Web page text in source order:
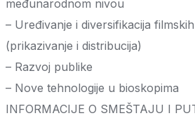
međunarodnom nivou
– Uređivanje i diversifikacija
(prikazivanje i distribucija)
– Razvoj publike
– Nove tehnologije u bioskopima
INFORMACIJE O SMEŠTAJU I